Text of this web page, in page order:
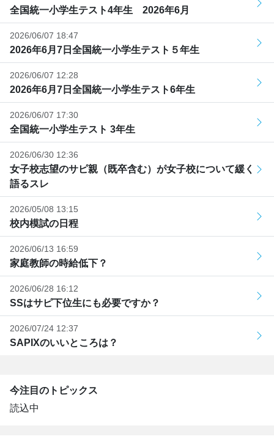
全国統一小学生テスト4年生 2026年6月
2026/06/07 18:47
2026年6月7日全国統一小学生テスト５年生
2026/06/07 12:28
2026年6月7日全国統一小学生テスト6年生
2026/06/07 17:30
全国統一小学生テスト 3年生
2026/06/30 12:36
女子校志望のサピ親（既卒含む）が女子校について緩く
語るスレ
2026/05/08 13:15
校内模試の日程
2026/06/13 16:59
家庭教師の時給低下？
2026/06/28 16:12
SSはサピ下位生にも必要ですか？
2026/07/24 12:37
SAPIXのいいところは？
今注目のトピックス
読込中